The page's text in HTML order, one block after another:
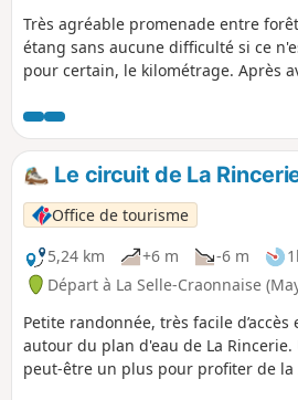
Très agréable promenade entre
étang sans aucune difficulté si ce
pour certain, le kilométrage. Après
Forêt d'Araize, vous goutterez, ensuite
au calme et à la sérénité de l'Étang
Forge.Le circuit de La
Office de tourisme
5,24 km
+6 m -6 m
Départ à La Selle-Craonnaise
Petite randonnée, très facile
autour du plan d'eau de La
peut-être un plus pour profiter de